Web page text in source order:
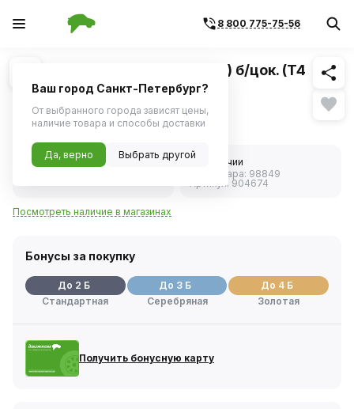
8 800 775-75-56
1/1 Похожие
Лампа 12V 1,2W (приб.панель) б/цок. (T4
длинные усы) (YADA)
37 ₽
5.0
В наличии
Код товара: 98849
Артикул: 904674
Посмотреть наличие в магазинах
Бонусы за покупку
До 2 Б
Стандартная
До 3 Б
Серебряная
До 4 Б
Золотая
Получить бонусную карту
Ваш город Санкт-Петербург?
От выбранного города зависят цены,
наличие товара и способы доставки
Да, верно Выбрать другой